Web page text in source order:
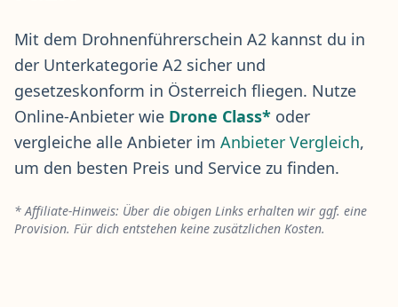
Mit dem Drohnenführerschein A2 kannst du in
der Unterkategorie A2 sicher und
gesetzeskonform in Österreich fliegen. Nutze
Online-Anbieter wie Drone Class* oder
vergleiche alle Anbieter im Anbieter Vergleich,
um den besten Preis und Service zu finden.
* Affiliate-Hinweis: Über die obigen Links erhalten wir ggf. eine
Provision. Für dich entstehen keine zusätzlichen Kosten.